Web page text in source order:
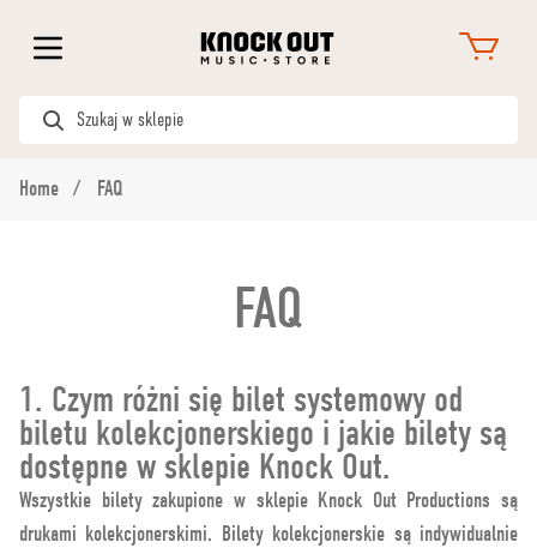
Home FAQ
FAQ
1. Czym różni się bilet systemowy od
biletu kolekcjonerskiego i jakie bilety są
dostępne w sklepie Knock Out.
Wszystkie bilety zakupione w sklepie Knock Out Productions są
drukami kolekcjonerskimi. Bilety kolekcjonerskie są indywidualnie